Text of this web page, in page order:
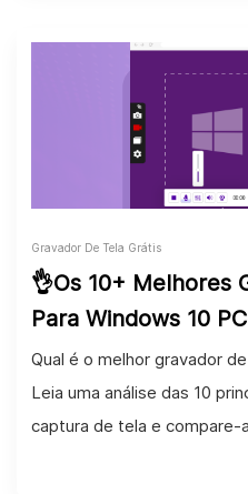
Gravador De Tela Grátis
👌Os 10+ Melhores
Para Windows 10
Qual é o melhor gravador
Leia uma análise das 10
captura de tela e compare-